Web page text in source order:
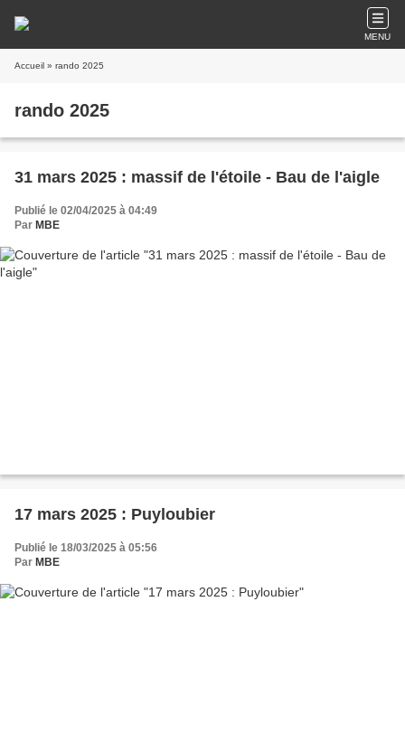
MENU
Accueil » rando 2025
rando 2025
31 mars 2025 : massif de l'étoile - Bau de l'aigle
Publié le 02/04/2025 à 04:49
Par MBE
17 mars 2025 : Puyloubier
Publié le 18/03/2025 à 05:56
Par MBE